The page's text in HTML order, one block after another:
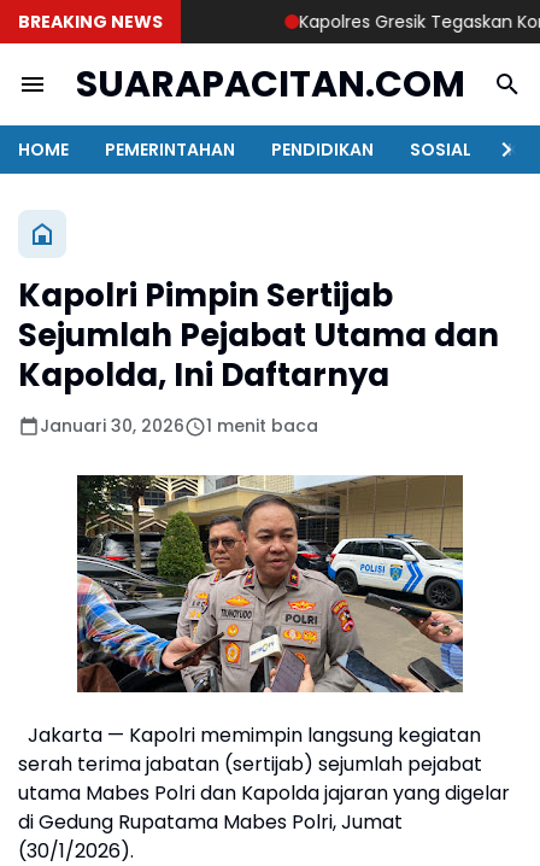
BREAKING NEWS Kapolres Gresik Tegaskan
SUARAPACITAN.COM
HOME PEMERINTAHAN PENDIDIKAN SOSIAL
Kapolri Pimpin Sertijab
Sejumlah Pejabat Utama dan
Kapolda, Ini Daftarnya
Januari 30, 2026 1 menit baca
Jakarta — Kapolri memimpin langsung kegiatan
serah terima jabatan (sertijab) sejumlah pejabat
utama Mabes Polri dan Kapolda jajaran yang digelar
di Gedung Rupatama Mabes Polri, Jumat
(30/1/2026).